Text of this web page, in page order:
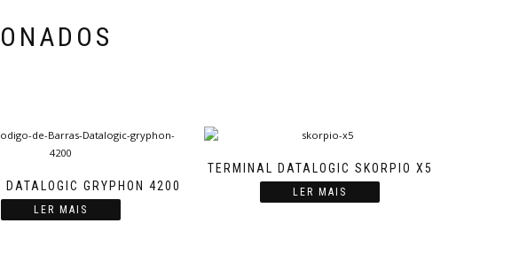
DATALOGIC GRYPHON 4200
LER MAIS
TERMINAL DATALOGIC SKORPIO X5
LER MAIS